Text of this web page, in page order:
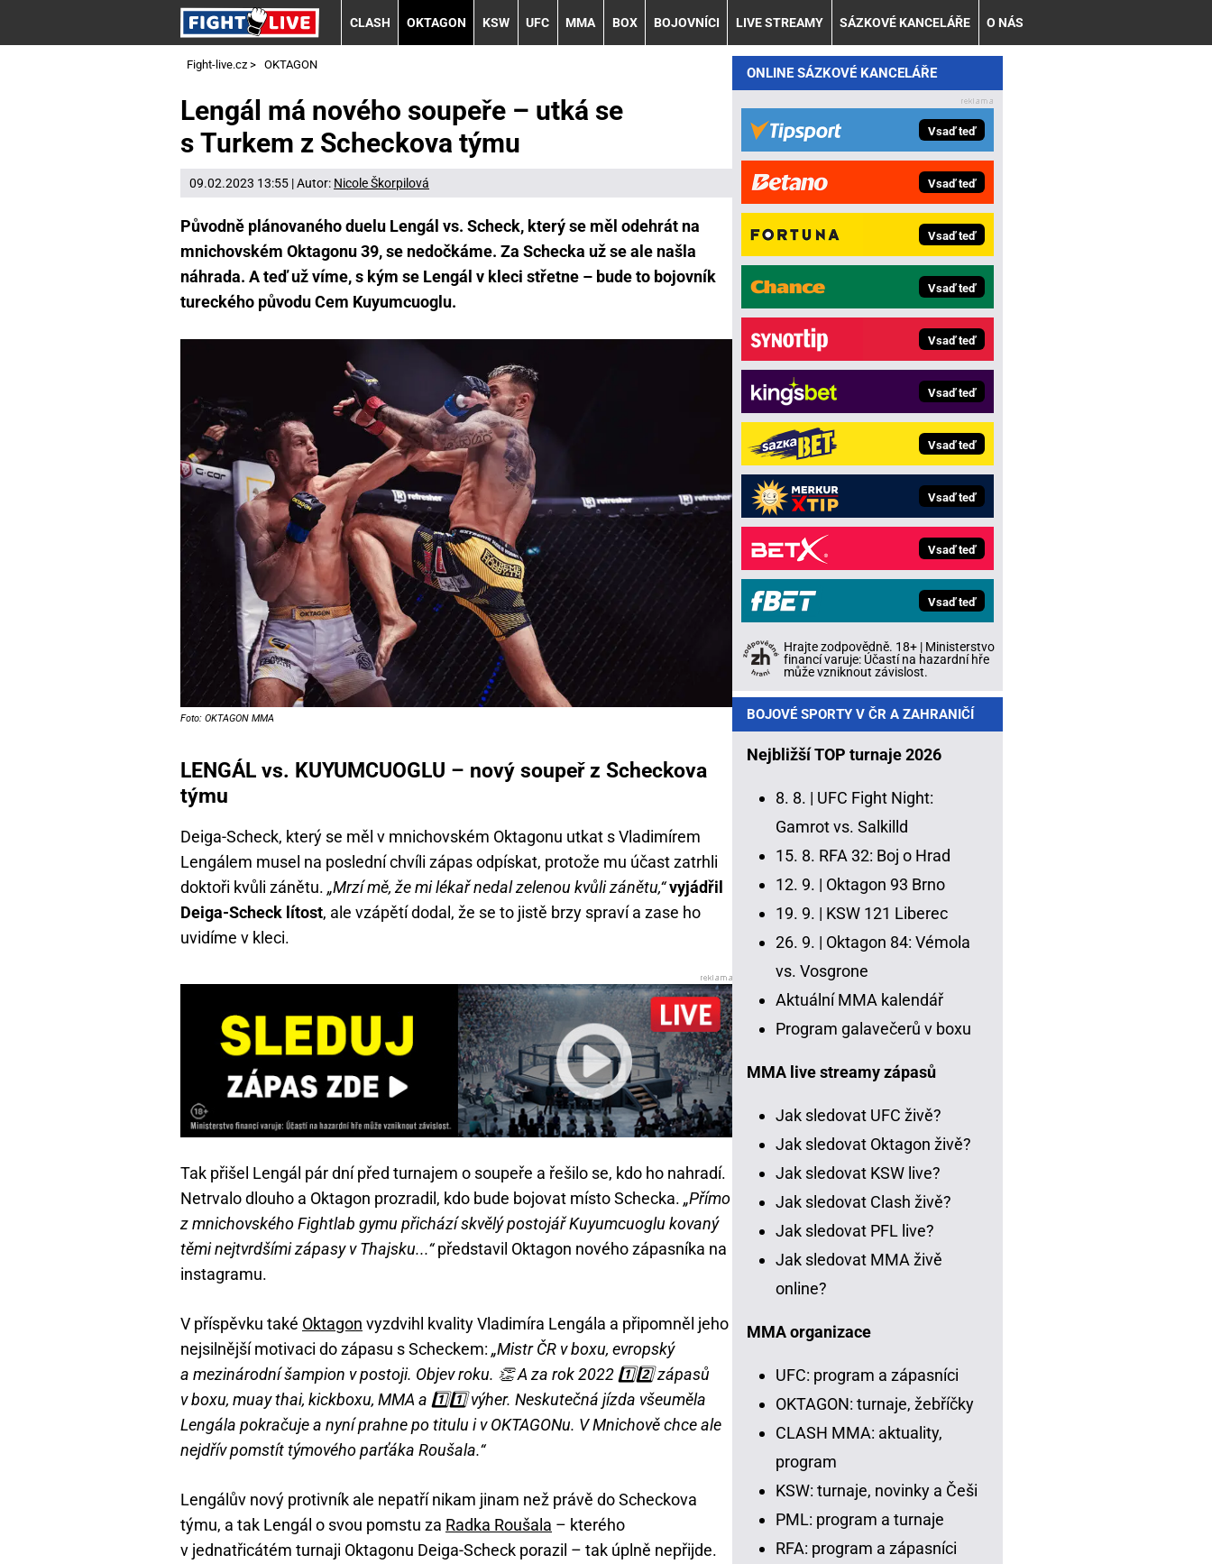
CLASH OKTAGON KSW UFC MMA BOX BOJOVNÍCI LIVE STREAMY SÁZKOVÉ KANCELÁŘE O NÁS
Fight-live.cz > OKTAGON
Lengál má nového soupeře – utká se
s Turkem z Scheckova týmu
09.02.2023 13:55 | Autor: Nicole Škorpilová
Původně plánovaného duelu Lengál vs. Scheck, který se měl odehrát na
mnichovském Oktagonu 39, se nedočkáme. Za Schecka už se ale našla
náhrada. A teď už víme, s kým se Lengál v kleci střetne – bude to bojovník
tureckého původu Cem Kuyumcuoglu.
Foto: OKTAGON MMA
LENGÁL vs. KUYUMCUOGLU – nový soupeř z Scheckova
týmu
Deiga-Scheck, který se měl v mnichovském Oktagonu utkat s Vladimírem
Lengálem musel na poslední chvíli zápas odpískat, protože mu účast zatrhli
doktoři kvůli zánětu. „Mrzí mě, že mi lékař nedal zelenou kvůli zánětu,“vyjádřil
Deiga-Scheck lítost, ale vzápětí dodal, že se to jistě brzy spraví a zase ho
uvidíme v kleci.
Tak přišel Lengál pár dní před turnajem o soupeře a řešilo se, kdo ho nahradí.
Netrvalo dlouho a Oktagon prozradil, kdo bude bojovat místo Schecka. „Přímo
z mnichovského Fightlab gymu přichází skvělý postojář Kuyumcuoglu kovaný
těmi nejtvrdšími zápasy v Thajsku...“představil Oktagon nového zápasníka na
instagramu.
V příspěvku také Oktagon vyzdvihl kvality Vladimíra Lengála a připomněl jeho
nejsilnější motivaci do zápasu s Scheckem: „Mistr ČR v boxu, evropský
a mezinárodní šampion v postoji. Objev roku. 👏 A za rok 2022 1️⃣2️⃣ zápasů
v boxu, muay thai, kickboxu, MMA a 1️⃣1️⃣ výher. Neskutečná jízda všeuměla
Lengála pokračuje a nyní prahne po titulu i v OKTAGONu. V Mnichově chce ale
nejdřív pomstít týmového parťáka Roušala.“
Lengálův nový protivník ale nepatří nikam jinam než právě do Scheckova
týmu, a tak Lengál o svou pomstu za Radka Roušala – kterého
v jednatřicátém turnaji Oktagonu Deiga-Scheck porazil – tak úplně nepřijde.
ONLINE SÁZKOVÉ KANCELÁŘE
Vsaď teď
Vsaď teď
Vsaď teď
Vsaď teď
Vsaď teď
Vsaď teď
Vsaď teď
Vsaď teď
Vsaď teď
Vsaď teď
Hrajte zodpovědně. 18+ | Ministerstvo
financí varuje: Účastí na hazardní hře
může vzniknout závislost.
BOJOVÉ SPORTY V ČR A ZAHRANIČÍ
Nejbližší TOP turnaje 2026
8. 8. | UFC Fight Night:
Gamrot vs. Salkilld
15. 8. RFA 32: Boj o Hrad
12. 9. | Oktagon 93 Brno
19. 9. | KSW 121 Liberec
26. 9. | Oktagon 84: Vémola
vs. Vosgrone
Aktuální MMA kalendář
Program galavečerů v boxu
MMA live streamy zápasů
Jak sledovat UFC živě?
Jak sledovat Oktagon živě?
Jak sledovat KSW live?
Jak sledovat Clash živě?
Jak sledovat PFL live?
Jak sledovat MMA živě
online?
MMA organizace
UFC: program a zápasníci
OKTAGON: turnaje, žebříčky
CLASH MMA: aktuality,
program
KSW: turnaje, novinky a Češi
PML: program a turnaje
RFA: program a zápasníci